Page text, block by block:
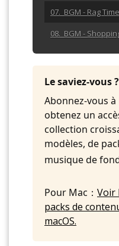
07. BGM - Rag
08. BGM -
09. BGM - Spin
10. BGM - Wilder
Le saviez-vous ?
Abonnez-vous
obtenez un
collection
modèles, de
musique de
Pour Mac： Voir
packs de
macOS.